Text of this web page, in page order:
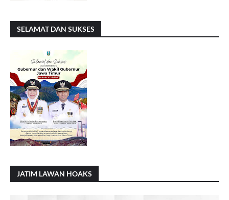
SELAMAT DAN SUKSES
JATIM LAWAN HOAKS